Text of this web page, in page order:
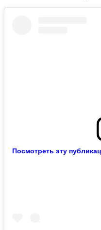
Посмотреть эту